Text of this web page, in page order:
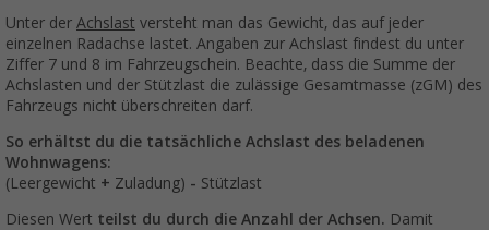
Unter der Achslast versteht man das Gewicht, das auf jeder
einzelnen Radachse lastet. Angaben zur Achslast findest du unter
Ziffer 7 und 8 im Fahrzeugschein. Beachte, dass die Summe der
Achslasten und der Stützlast die zulässige Gesamtmasse (zGM) des
Fahrzeugs nicht überschreiten darf.
So erhältst du die tatsächliche Achslast des beladenen
Wohnwagens:
(Leergewicht + Zuladung) - Stützlast
Diesen Wert teilst du durch die Anzahl der Achsen. Damit